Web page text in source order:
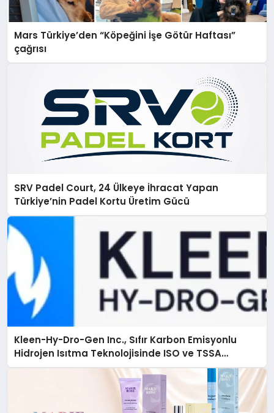
Mars Türkiye’den “Köpeğini İşe Götür Haftası”
çağrısı
SRV Padel Court, 24 Ülkeye İhracat Yapan
Türkiye’nin Padel Kortu Üretim Gücü
Kleen-Hy-Dro-Gen Inc., Sıfır Karbon Emisyonlu
Hidrojen Isıtma Teknolojisinde ISO ve TSSA
Düzenleyici Onaylarını Aldı